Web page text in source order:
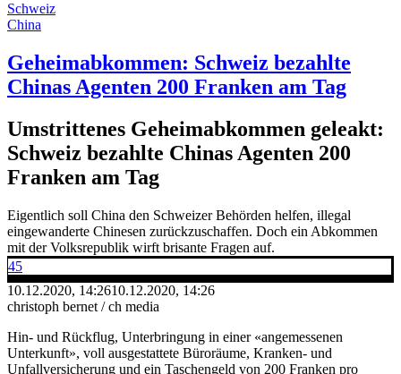
Schweiz
China
Geheimabkommen: Schweiz bezahlte
Chinas Agenten 200 Franken am Tag
Umstrittenes Geheimabkommen geleakt:
Schweiz bezahlte Chinas Agenten 200
Franken am Tag
Eigentlich soll China den Schweizer Behörden helfen, illegal
eingewanderte Chinesen zurückzuschaffen. Doch ein Abkommen
mit der Volksrepublik wirft brisante Fragen auf.
45
10.12.2020, 14:2610.12.2020, 14:26
christoph bernet / ch media
Hin- und Rückflug, Unterbringung in einer «angemessenen
Unterkunft», voll ausgestattete Büroräume, Kranken- und
Unfallversicherung und ein Taschengeld von 200 Franken pro